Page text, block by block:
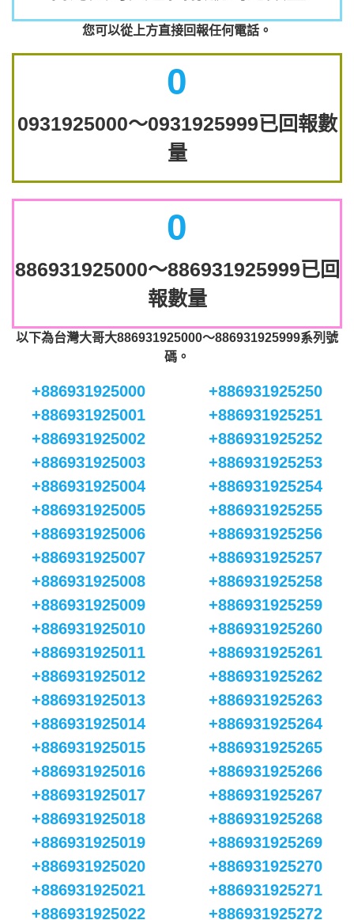
您可以從上方直接回報任何電話。
0
0931925000～0931925999已回報數
量
0
886931925000～886931925999已回
報數量
以下為台灣大哥大886931925000～886931925999系列號
碼。
+886931925000
+886931925001
+886931925002
+886931925003
+886931925004
+886931925005
+886931925006
+886931925007
+886931925008
+886931925009
+886931925010
+886931925011
+886931925012
+886931925013
+886931925014
+886931925015
+886931925016
+886931925017
+886931925018
+886931925019
+886931925020
+886931925021
+886931925022
+886931925250
+886931925251
+886931925252
+886931925253
+886931925254
+886931925255
+886931925256
+886931925257
+886931925258
+886931925259
+886931925260
+886931925261
+886931925262
+886931925263
+886931925264
+886931925265
+886931925266
+886931925267
+886931925268
+886931925269
+886931925270
+886931925271
+886931925272